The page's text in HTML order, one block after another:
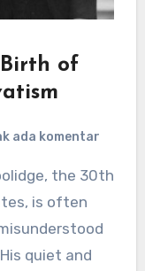
of
ada komentar
is often
quiet and